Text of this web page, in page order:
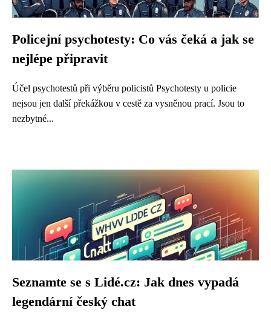
Policejní psychotesty: Co vás čeká a jak se
nejlépe připravit
Účel psychotestů při výběru policistů Psychotesty u policie
nejsou jen další překážkou v cestě za vysněnou prací. Jsou to
nezbytné...
Seznamte se s Lidé.cz: Jak dnes vypadá
legendární český chat